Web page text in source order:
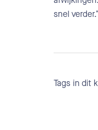
snel
Tags in dit